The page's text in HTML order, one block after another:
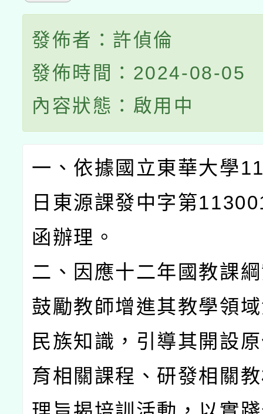
發佈者：許偵倫
發佈時間：2024-08-05
內容狀態：啟用中
一、依據國立東華大學
日東源課發中字第
函辦理。
二、因應十二年國教課
鼓勵教師增進其教學領
民族知識，引導其開設
育相關課程、研發相關